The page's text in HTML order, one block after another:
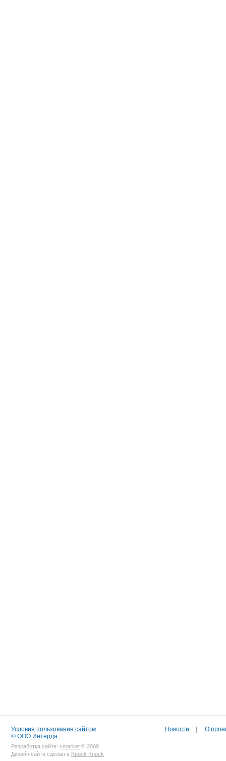
Условия пользования сайтом
© ООО Интерда
Разработка сайта: i-market © 2009
Дизайн сайта сделан в Knock Knock
Новости О